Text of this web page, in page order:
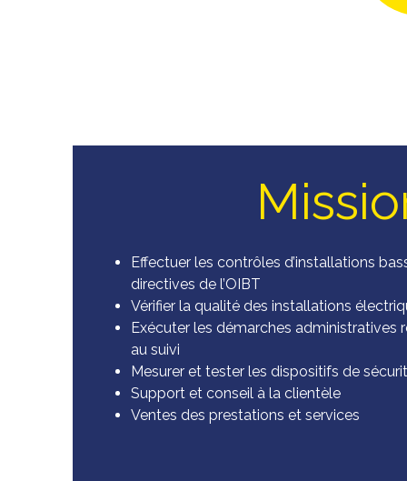
Effectuer les contrôles d’installations
directives de l’OIBT
Vérifier la qualité des installations
Exécuter les démarches administratives
au suivi
Mesurer et tester les dispositifs de
Support et conseil à la clientèle
Ventes des prestations et services